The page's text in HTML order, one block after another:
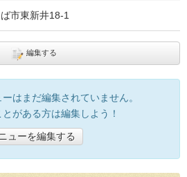
市東新井18-1
編集する
はまだ編集されていません。
がある方は編集しよう！
ューを編集する